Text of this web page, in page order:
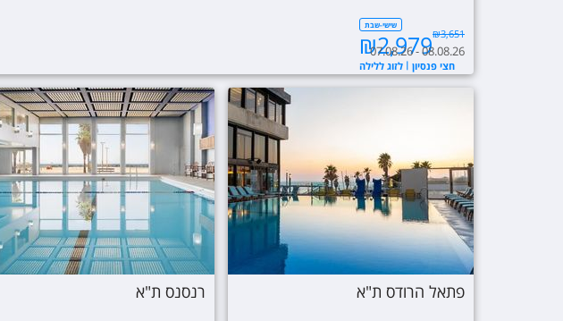
שישי-שבת
₪2,979₪3,651
חצי פנסיון לזוג ללילה
07.08.26 - 08.08.26
פתאל הרודס ת"א רנסנס ת"א